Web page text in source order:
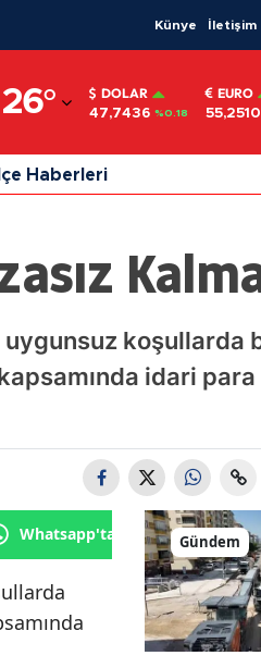
Künye İletişim
26° DOLAR
47,7436 %0.18
EURO
55,2510
İlçe Haberleri
koşullarda
idari para
Whatsapp'tan GönderGündem